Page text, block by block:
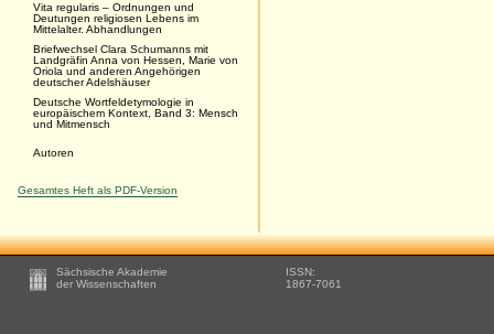
Vita regularis – Ordnungen und
Deutungen religiosen Lebens im
Mittelalter. Abhandlungen
Briefwechsel Clara Schumanns mit
Landgräfin Anna von Hessen, Marie von
Oriola und anderen Angehörigen
deutscher Adelshäuser
Deutsche Wortfeldetymologie in
europäischem Kontext, Band 3: Mensch
und Mitmensch
Autoren
Gesamtes Heft als PDF-Version
Footer
Sächsische Akademie
der Wissenschaften
ISSN:
1867-7061